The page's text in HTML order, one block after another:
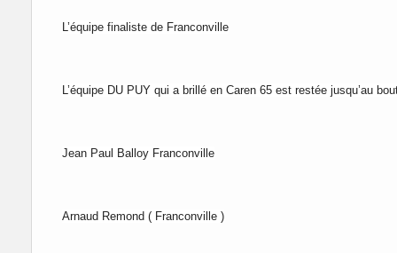
L’équipe finaliste de Franconville
L’équipe DU PUY qui a brillé en Caren 65 est restée jusqu’au
Jean Paul Balloy Franconville
Arnaud Remond ( Franconville )